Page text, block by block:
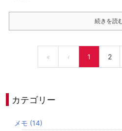
続きを読
« ‹ 1 2
カテゴリー
メモ (14)